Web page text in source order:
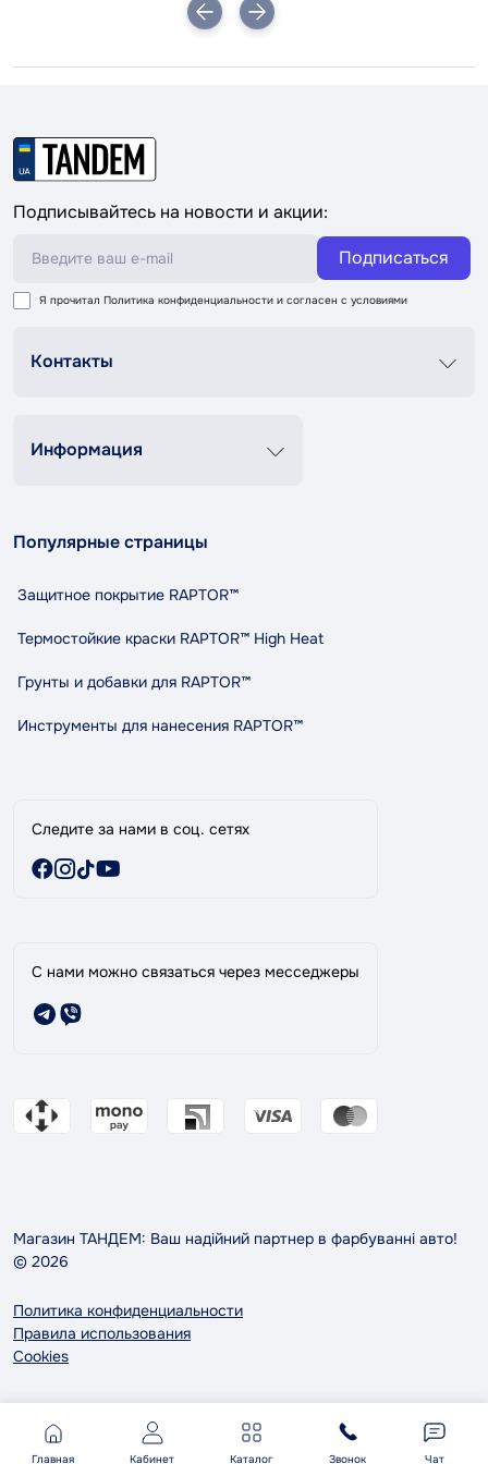
Главная Каталог
Кабинет Звонок Чат
Подписывайтесь на новости и акции:
Подписаться
Я прочитал Политика конфиденциальности и согласен с условиями
Контакты
Сб-Вс 9:00-18:00
Информация
Доставка и оплата
Политика конфиденциальности
Правила и условия пользования
Индикативный расход RAPTOR
Бренды
Популярные страницы
Защитное покрытие RAPTOR™
Термостойкие краски RAPTOR™ High Heat
Грунты и добавки для RAPTOR™
Инструменты для нанесения RAPTOR™
Следите за нами в соц. сетях
С нами можно связаться через месседжеры
Магазин ТАНДЕМ: Ваш надійний партнер в фарбуванні авто!
© 2026
Политика конфиденциальности
Правила использования
Cookies